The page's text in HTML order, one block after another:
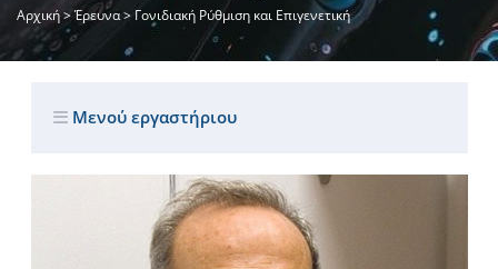
Αρχική>Έρευνα> Γονιδιακή Ρύθμιση και Επιγενετική
Μενού εργαστήριου